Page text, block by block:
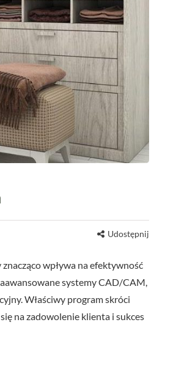
Udostępnij
wpływa na efektywność
systemy CAD/CAM,
Właściwy program skróci
na zadowolenie klienta i sukces